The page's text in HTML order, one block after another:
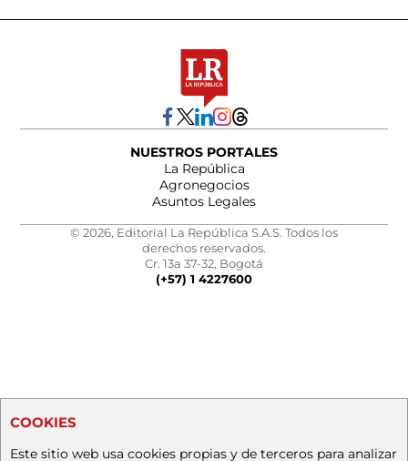
NUESTROS PORTALES
La República
Agronegocios
Asuntos Legales
© 2026, Editorial La República S.A.S. Todos los
derechos reservados.
Cr. 13a 37-32, Bogotá
(+57) 1 4227600
COOKIES
Este sitio web usa cookies propias y de terceros para analizar